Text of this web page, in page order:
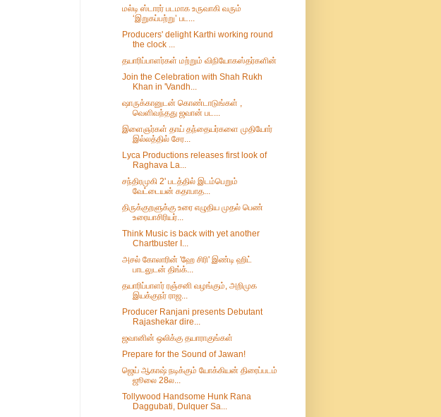
மல்டி ஸ்டாரர் படமாக உருவாகி வரும்
‘இறுகப்பற்று’ பட...
Producers' delight Karthi working round
the clock ...
தயாரிப்பாளர்கள் மற்றும் விநியோகஸ்தர்களின்
Join the Celebration with Shah Rukh
Khan in 'Vandh...
ஷாருக்கானுடன் கொண்டாடுங்கள் ,
வெளிவந்தது ஜவான் பட...
இளைஞர்கள் தாய் தந்தையர்களை முதியோர்
இல்லத்தில் சேர...
Lyca Productions releases first look of
Raghava La...
சந்திரமுகி 2' படத்தில் இடம்பெறும்
வேட்டையன் கதாபாத...
திருக்குறளுக்கு உரை எழுதிய முதல் பெண்
உரையாசிரியர்...
Think Music is back with yet another
Chartbuster I...
அசல் கோலாரின் 'ஹே சிரி' இண்டி ஹிட்
பாடலுடன் திங்க்...
தயாரிப்பாளர் ரஞ்சனி வழங்கும், அறிமுக
இயக்குநர் ராஜ...
Producer Ranjani presents Debutant
Rajashekar dire...
ஜவானின் ஒலிக்கு தயாராகுங்கள்
Prepare for the Sound of Jawan!
ஜெய் ஆகாஷ் நடிக்கும் யோக்கியன் திரைப்படம்
ஜூலை 28ல...
Tollywood Handsome Hunk Rana
Daggubati, Dulquer Sa...